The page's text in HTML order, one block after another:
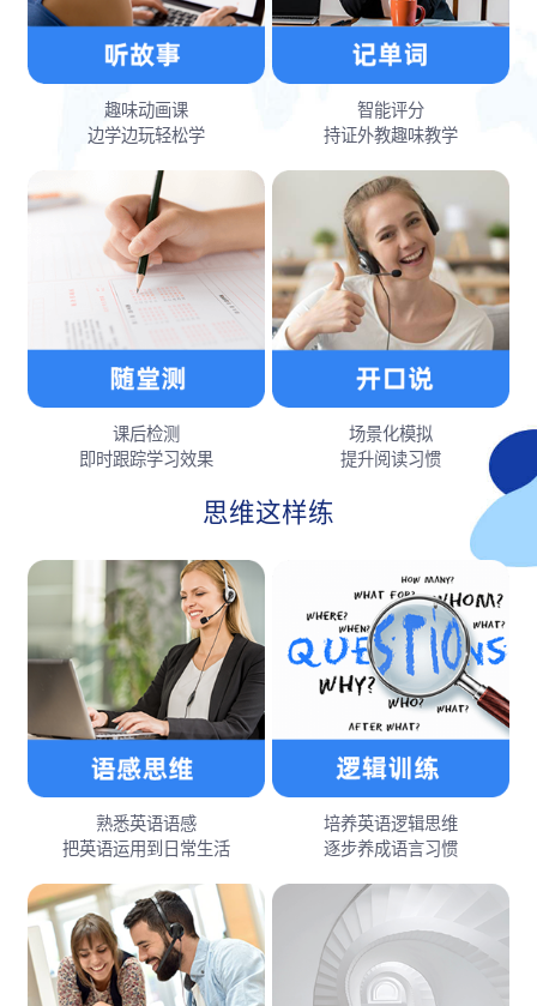
趣味动画课
边学边玩轻松学
智能评分
持证外教趣味教学
课后检测
即时跟踪学习效果
场景化模拟
提升阅读习惯
思维这样练
熟悉英语语感
把英语运用到日常生活
培养英语逻辑思维
逐步养成语言习惯